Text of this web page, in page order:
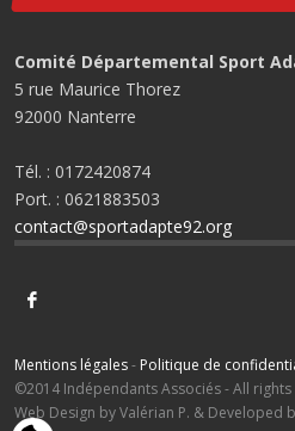
Comité Départemental Sport
5 rue Maurice Thorez
92000 Nanterre
Tél. : 0172420874
Port. : 0621883503
contact@sportadapte92.org
Mentions légales- Politique de
©2014 Indépendants Associés - All
Web Design by Valérian P. & Developed